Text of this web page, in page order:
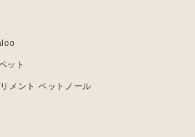
ット
メント ペットノール